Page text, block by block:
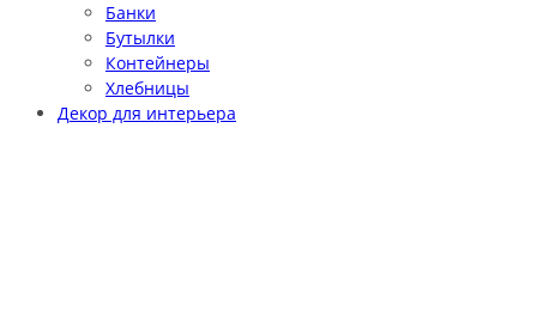
Банки
Бутылки
Контейнеры
Хлебницы
Декор для интерьера